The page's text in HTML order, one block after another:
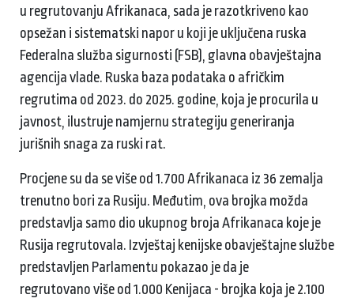
u regrutovanju Afrikanaca, sada je razotkriveno kao
opsežan i sistematski napor u koji je uključena ruska
Federalna služba sigurnosti (FSB), glavna obavještajna
agencija vlade. Ruska baza podataka o afričkim
regrutima od 2023. do 2025. godine, koja je procurila u
javnost, ilustruje namjernu strategiju generiranja
jurišnih snaga za ruski rat.
Procjene su da se više od 1.700 Afrikanaca iz 36 zemalja
trenutno bori za Rusiju. Međutim, ova brojka možda
predstavlja samo dio ukupnog broja Afrikanaca koje je
Rusija regrutovala. Izvještaj kenijske obavještajne službe
predstavljen Parlamentu pokazao je da je
regrutovano više od 1.000 Kenijaca - brojka koja je 2.100